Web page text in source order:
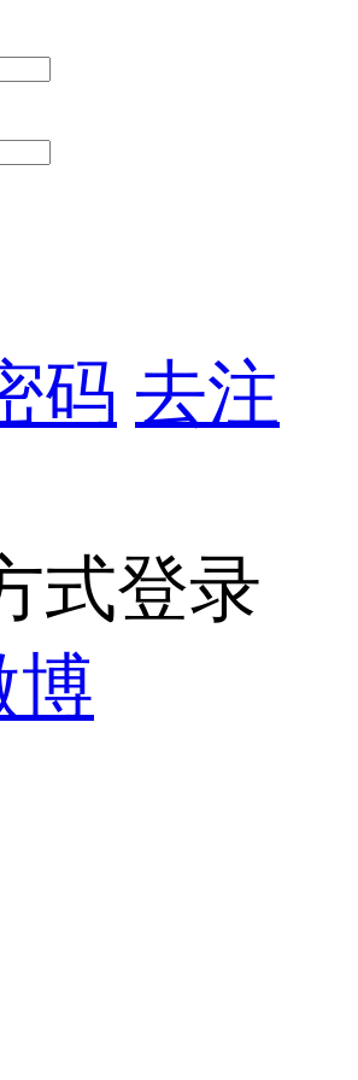
码 去注
式登录
博